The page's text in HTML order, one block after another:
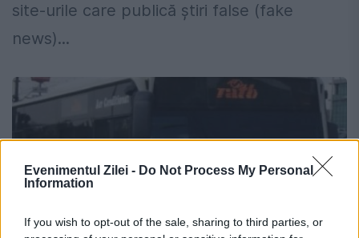
Evenimentul Zilei - Do Not Process My Personal
Information
If you wish to opt-out of the sale, sharing to third parties, or
site-urile care publică ştiri false (fake
news)...